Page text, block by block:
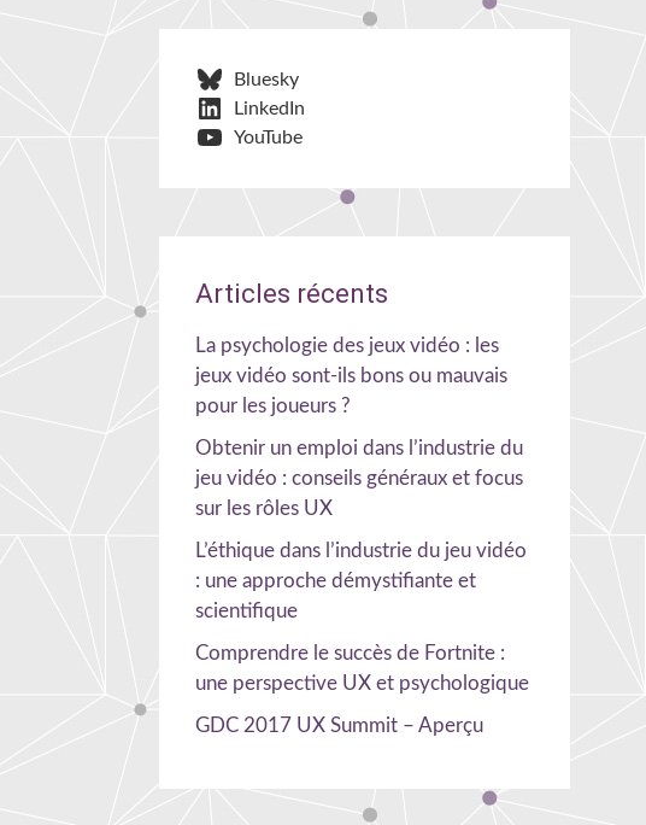
Bluesky
LinkedIn
YouTube
Articles récents
La psychologie des jeux vidéo : les
jeux vidéo sont-ils bons ou mauvais
pour les joueurs ?
Obtenir un emploi dans l’industrie du
jeu vidéo : conseils généraux et focus
sur les rôles UX
L’éthique dans l’industrie du jeu vidéo
: une approche démystifiante et
scientifique
Comprendre le succès de Fortnite :
une perspective UX et psychologique
GDC 2017 UX Summit – Aperçu